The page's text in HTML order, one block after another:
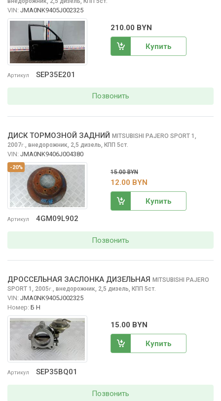
Артикул SEP35E201
VIN: JMA0NK9405J002325
210.00 BYN
Купить
Позвонить
-20%
Артикул 4GM09L902
ДИСК ТОРМОЗНОЙ ЗАДНИЙ MITSUBISHI PAJERO SPORT 1,
2007г. внедорожник, 2,5 дизель, КПП 5ст.
VIN: JMA0NK9406J004380
15.00 BYN
12.00 BYN
Купить
Позвонить
Артикул SEP35BQ01
ДРОССЕЛЬНАЯ ЗАСЛОНКА ДИЗЕЛЬНАЯ MITSUBISHI PAJERO
SPORT 1, 2005г. внедорожник, 2,5 дизель, КПП 5ст.
VIN: JMA0NK9405J002325
Номер: Б Н
15.00 BYN
Купить
Позвонить